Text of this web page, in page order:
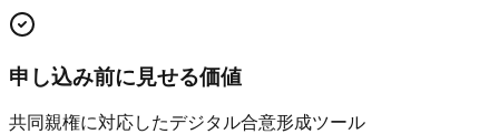
申し込み前に見せる価値
共同親権に対応したデジタル合意形成ツール